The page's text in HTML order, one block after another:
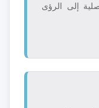
إلى الرؤى